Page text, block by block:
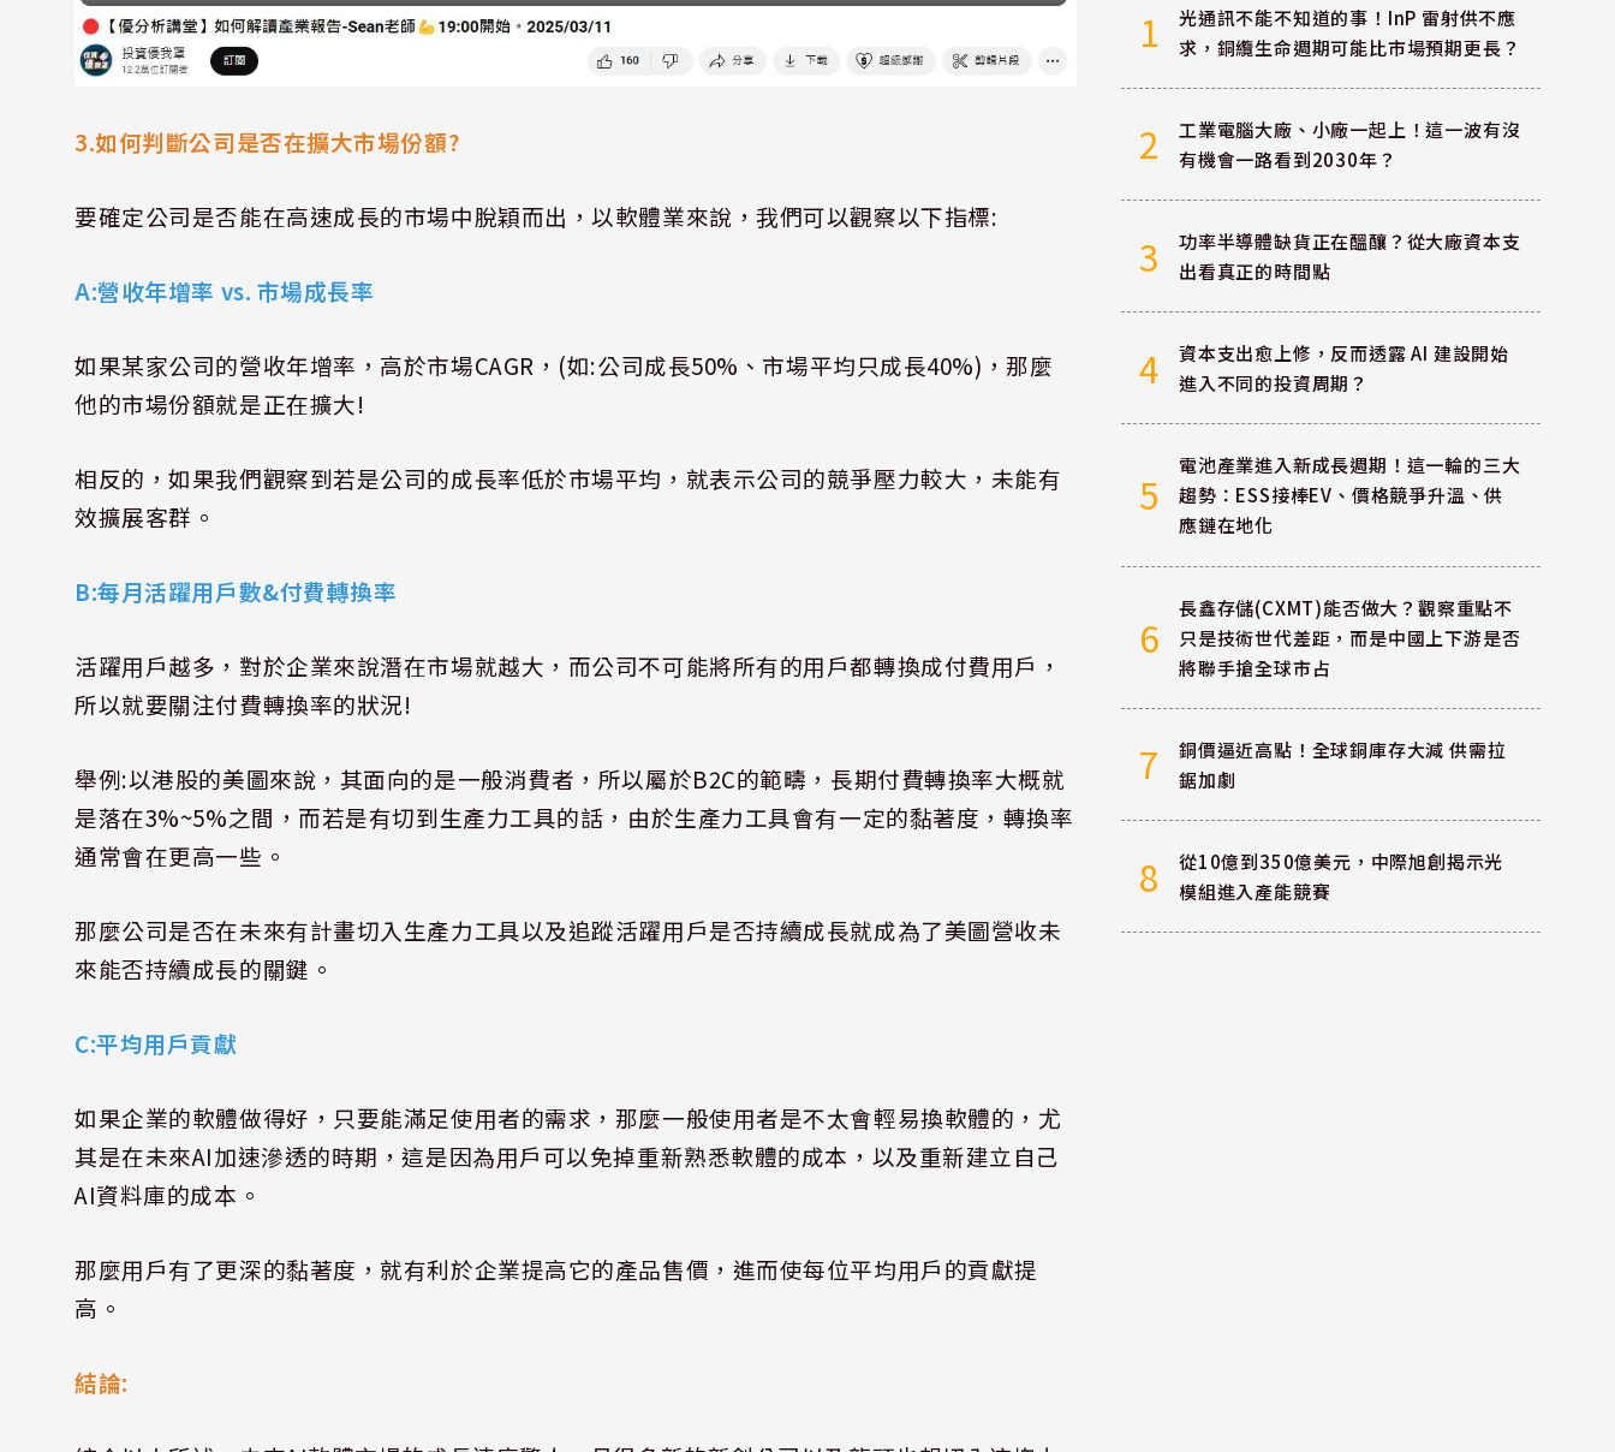
3.如何判斷公司是否在擴大市場份額?
要確定公司是否能在高速成長的市場中脫穎而出，以軟體業來說，我們可以觀察以下指標:
A:營收年增率 vs. 市場成長率
如果某家公司的營收年增率，高於市場CAGR ， (如:公司成長50% 、市場平均只成長40%) ，那麼
他的市場份額就是正在擴大!
相反的，如果我們觀察到若是公司的成長率低於市場平均，就表示公司的競爭壓力較大，未能有
效擴展客群。
B:每月活躍用戶數&付費轉換率
活躍用戶越多，對於企業來說潛在市場就越大，而公司不可能將所有的用戶都轉換成付費用戶，
所以就要關注付費轉換率的狀況!
舉例:以港股的美圖來說，其面向的是一般消費者，所以屬於B2C的範疇，長期付費轉換率大概就
是落在3%~5%之間，而若是有切到生產力工具的話，由於生產力工具會有一定的黏著度，轉換率
通常會在更高一些。
那麼公司是否在未來有計畫切入生產力工具以及追蹤活躍用戶是否持續成長就成為了美圖營收未
來能否持續成長的關鍵。
C:平均用戶貢獻
如果企業的軟體做得好，只要能滿足使用者的需求，那麼一般使用者是不太會輕易換軟體的，尤
其是在未來AI加速滲透的時期，這是因為用戶可以免掉重新熟悉軟體的成本，以及重新建立自己
AI資料庫的成本。
那麼用戶有了更深的黏著度，就有利於企業提高它的產品售價，進而使每位平均用戶的貢獻提
高。
結論:
1
光通訊不能不知道的事！InP 雷射供不應
求，銅纜生命週期可能比市場預期更長？
2
工業電腦大廠、小廠一起上！這一波有沒
有機會一路看到2030年？
3
功率半導體缺貨正在醞釀？從大廠資本支
出看真正的時間點
4
資本支出愈上修，反而透露 AI 建設開始
進入不同的投資周期？
5
電池產業進入新成長週期！這一輪的三大
趨勢：ESS接棒EV、價格競爭升溫、供
應鏈在地化
6
長鑫存儲(CXMT)能否做大？觀察重點不
只是技術世代差距，而是中國上下游是否
將聯手搶全球市占
7
銅價逼近高點！全球銅庫存大減 供需拉
鋸加劇
8
從10億到350億美元，中際旭創揭示光
模組進入產能競賽